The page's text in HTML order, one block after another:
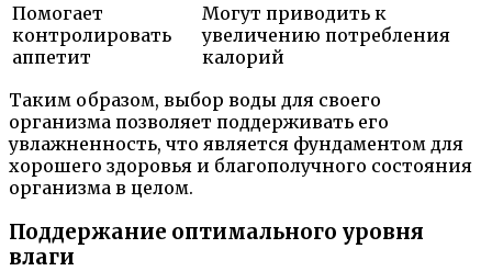
Помогает
контролировать
аппетит
Могут приводить к
увеличению потребления
калорий
Таким образом, выбор воды для своего
организма позволяет поддерживать его
увлажненность, что является фундаментом для
хорошего здоровья и благополучного состояния
организма в целом.
Поддержание оптимального уровня
влаги